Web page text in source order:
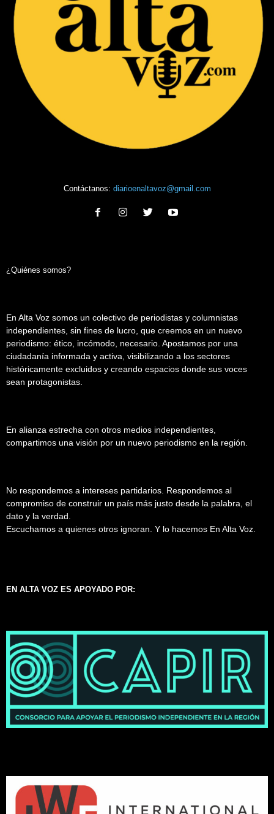
Contáctanos: diarioenaltavoz@gmail.com
¿Quiénes somos?
En Alta Voz somos un colectivo de periodistas y columnistas
independientes, sin fines de lucro, que creemos en un nuevo
periodismo: ético, incómodo, necesario. Apostamos por una
ciudadanía informada y activa, visibilizando a los sectores
históricamente excluidos y creando espacios donde sus voces
sean protagonistas.
En alianza estrecha con otros medios independientes,
compartimos una visión por un nuevo periodismo en la región.
No respondemos a intereses partidarios. Respondemos al
compromiso de construir un país más justo desde la palabra, el
dato y la verdad.
Escuchamos a quienes otros ignoran. Y lo hacemos En Alta Voz.
EN ALTA VOZ ES APOYADO POR: